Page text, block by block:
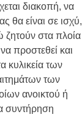
διακοπή, να
θα είναι σε ισχύ,
ζητούν στα πλοία
προστεθεί και
κυλικεία των
των
ανοικτού ή
συντήρηση